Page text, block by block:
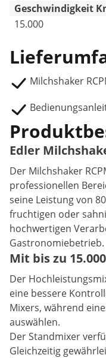
Geschwindigkeit
15.000
Milchshaker
Edler
Der Milchshaker
professionellen
seine Leistung von
fruchtigen oder
hochwertigen
Gastronomiebetrieb.
Mit bis zu
Der
eine bessere
Mixers, während
auswählen.
Der Standmixer
Gleichzeitig